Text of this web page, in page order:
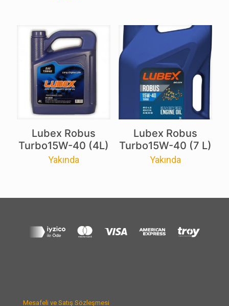
Lubex Robus
Turbo15W-40 (4L)
Yakında
Lubex Robus
Turbo15W-40 (7 L)
Yakında
Mesafeli ve Satış Sözleşmesi